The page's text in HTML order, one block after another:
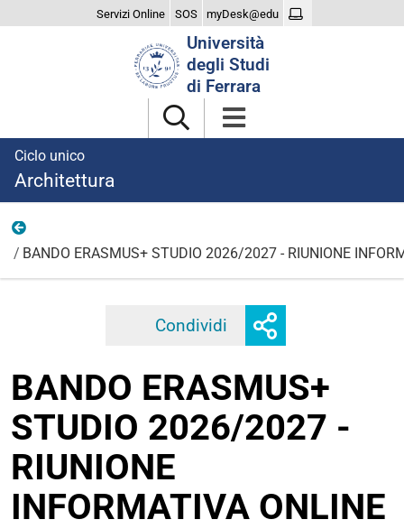
Servizi Online SOS myDesk@edu
Università
degli Studi
di Ferrara
Ciclo unico
Architettura
BANDO ERASMUS+ STUDIO 2026/2027 - RIUNIONE
Condividi Facebook
opzioni
di
condivisione
BANDO ERASMUS+
STUDIO 2026/2027 -
RIUNIONE
INFORMATIVA ONLINE